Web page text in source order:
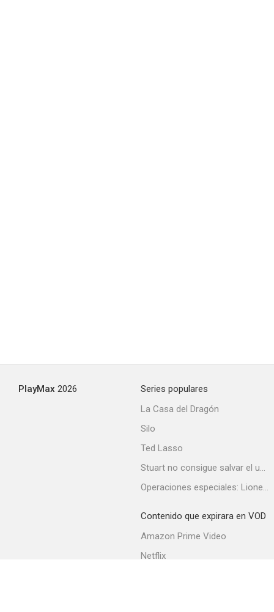
PlayMax 2026
Series populares
La Casa del Dragón
Silo
Ted Lasso
Stuart no consigue salvar el universo
Operaciones especiales: Lioness
Contenido que expirara en VOD
Amazon Prime Video
Netflix